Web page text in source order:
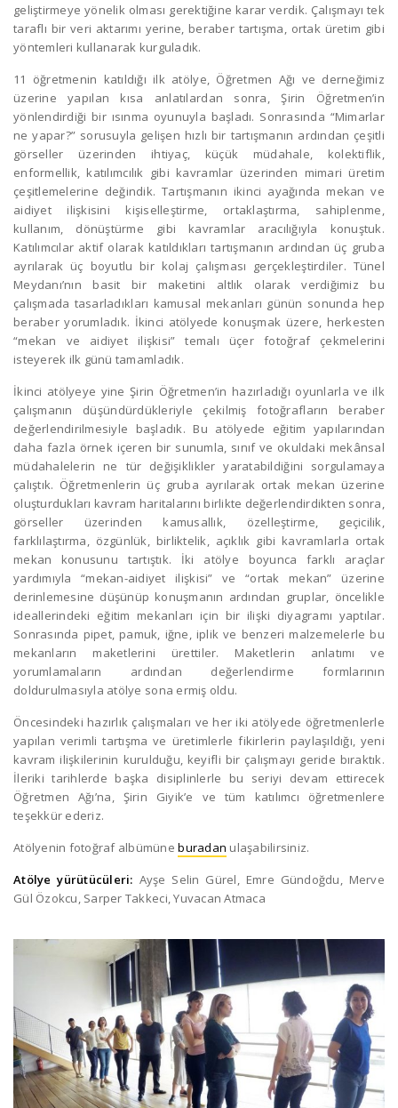
geliştirmeye yönelik olması gerektiğine karar verdik. Çalışmayı tek
taraflı bir veri aktarımı yerine, beraber tartışma, ortak üretim gibi
yöntemleri kullanarak kurguladık.
11 öğretmenin katıldığı ilk atölye, Öğretmen Ağı ve derneğimiz
üzerine yapılan kısa anlatılardan sonra, Şirin Öğretmen’in
yönlendirdiği bir ısınma oyunuyla başladı. Sonrasında “Mimarlar
ne yapar?” sorusuyla gelişen hızlı bir tartışmanın ardından çeşitli
görseller üzerinden ihtiyaç, küçük müdahale, kolektiflik,
enformellik, katılımcılık gibi kavramlar üzerinden mimari üretim
çeşitlemelerine değindik. Tartışmanın ikinci ayağında mekan ve
aidiyet ilişkisini kişiselleştirme, ortaklaştırma, sahiplenme,
kullanım, dönüştürme gibi kavramlar aracılığıyla konuştuk.
Katılımcılar aktif olarak katıldıkları tartışmanın ardından üç gruba
ayrılarak üç boyutlu bir kolaj çalışması gerçekleştirdiler. Tünel
Meydanı’nın basit bir maketini altlık olarak verdiğimiz bu
çalışmada tasarladıkları kamusal mekanları günün sonunda hep
beraber yorumladık. İkinci atölyede konuşmak üzere, herkesten
“mekan ve aidiyet ilişkisi” temalı üçer fotoğraf çekmelerini
isteyerek ilk günü tamamladık.
İkinci atölyeye yine Şirin Öğretmen’in hazırladığı oyunlarla ve ilk
çalışmanın düşündürdükleriyle çekilmiş fotoğrafların beraber
değerlendirilmesiyle başladık. Bu atölyede eğitim yapılarından
daha fazla örnek içeren bir sunumla, sınıf ve okuldaki mekânsal
müdahalelerin ne tür değişiklikler yaratabildiğini sorgulamaya
çalıştık. Öğretmenlerin üç gruba ayrılarak ortak mekan üzerine
oluşturdukları kavram haritalarını birlikte değerlendirdikten sonra,
görseller üzerinden kamusallık, özelleştirme, geçicilik,
farklılaştırma, özgünlük, birliktelik, açıklık gibi kavramlarla ortak
mekan konusunu tartıştık. İki atölye boyunca farklı araçlar
yardımıyla “mekan-aidiyet ilişkisi” ve “ortak mekan” üzerine
derinlemesine düşünüp konuşmanın ardından gruplar, öncelikle
ideallerindeki eğitim mekanları için bir ilişki diyagramı yaptılar.
Sonrasında pipet, pamuk, iğne, iplik ve benzeri malzemelerle bu
mekanların maketlerini ürettiler. Maketlerin anlatımı ve
yorumlamaların ardından değerlendirme formlarının
doldurulmasıyla atölye sona ermiş oldu.
Öncesindeki hazırlık çalışmaları ve her iki atölyede öğretmenlerle
yapılan verimli tartışma ve üretimlerle fikirlerin paylaşıldığı, yeni
kavram ilişkilerinin kurulduğu, keyifli bir çalışmayı geride bıraktık.
İleriki tarihlerde başka disiplinlerle bu seriyi devam ettirecek
Öğretmen Ağı’na, Şirin Giyik’e ve tüm katılımcı öğretmenlere
teşekkür ederiz.
Atölyenin fotoğraf albümüneburadan ulaşabilirsiniz.
Atölye yürütücüleri: Ayşe Selin Gürel, Emre Gündoğdu, Merve
Gül Özokcu, Sarper Takkeci, Yuvacan Atmaca